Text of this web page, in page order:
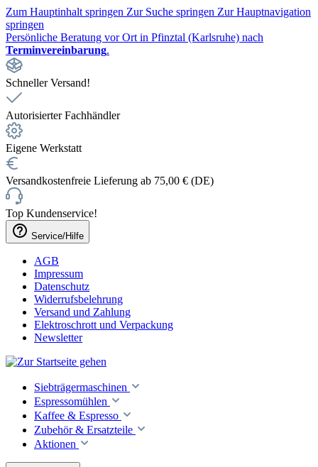
Zum Hauptinhalt springen Zur Suche springen Zur Hauptnavigation
springen
Persönliche Beratung vor Ort in Pfinztal (Karlsruhe) nach
Terminvereinbarung.
Schneller Versand!
Autorisierter Fachhändler
Eigene Werkstatt
Versandkostenfreie Lieferung ab 75,00 € (DE)
Top Kundenservice!
Service/Hilfe
AGB
Impressum
Datenschutz
Widerrufsbelehrung
Versand und Zahlung
Elektroschrott und Verpackung
Newsletter
Siebträgermaschinen
Espressomühlen
Kaffee & Espresso
Zubehör & Ersatzteile
Aktionen